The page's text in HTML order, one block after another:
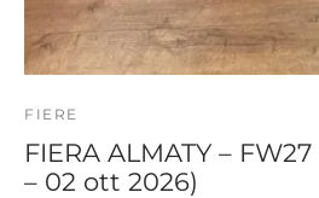
FIERE
FIERA ALMATY –
– 02 ott 2026)